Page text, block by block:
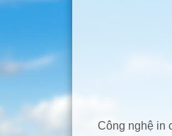
Công nghệ in